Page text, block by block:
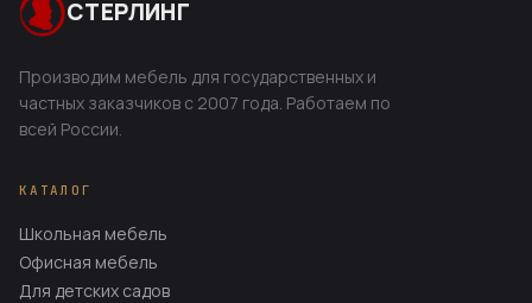
СТЕРЛИНГ
Производим мебель для государственных и
частных заказчиков с 2007 года. Работаем по
всей России.
КАТАЛОГ
Школьная мебель
Офисная мебель
Для детских садов